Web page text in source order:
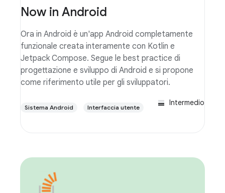
Now in Android
Ora in Android è un'app Android completamente
funzionale creata interamente con Kotlin e
Jetpack Compose. Segue le best practice di
progettazione e sviluppo di Android e si propone
come riferimento utile per gli sviluppatori.
Sistema Android Interfaccia utente
Intermedio